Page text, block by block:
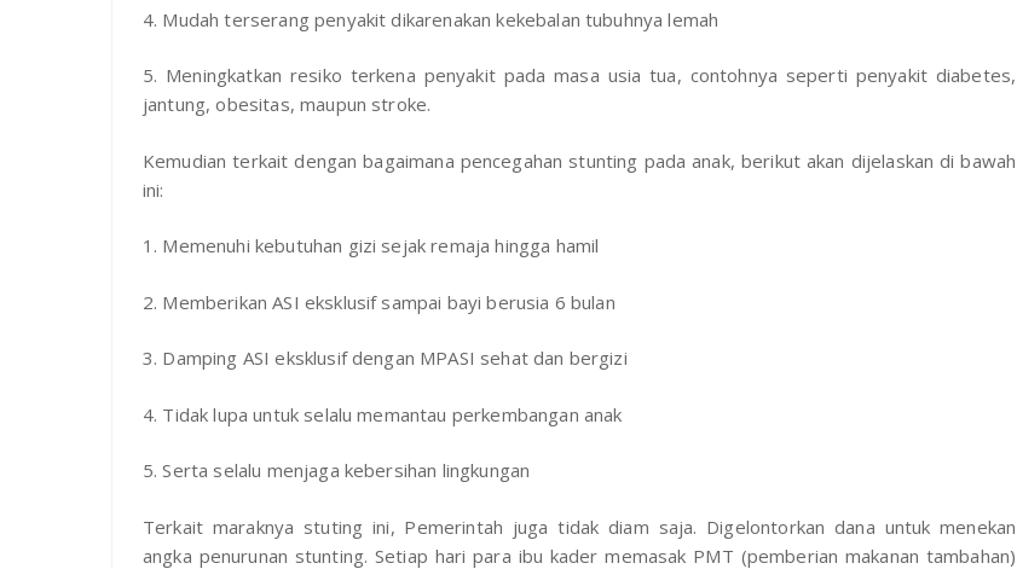
4. Mudah terserang penyakit dikarenakan kekebalan tubuhnya lemah
5. Meningkatkan resiko terkena penyakit pada masa usia tua, contohnya seperti penyakit diabetes,
jantung, obesitas, maupun stroke.
Kemudian terkait dengan bagaimana pencegahan stunting pada anak, berikut akan dijelaskan di bawah
ini:
1. Memenuhi kebutuhan gizi sejak remaja hingga hamil
2. Memberikan ASI eksklusif sampai bayi berusia 6 bulan
3. Damping ASI eksklusif dengan MPASI sehat dan bergizi
4. Tidak lupa untuk selalu memantau perkembangan anak
5. Serta selalu menjaga kebersihan lingkungan
Terkait maraknya stuting ini, Pemerintah juga tidak diam saja. Digelontorkan dana untuk menekan
angka penurunan stunting. Setiap hari para ibu kader memasak PMT (pemberian makanan tambahan)